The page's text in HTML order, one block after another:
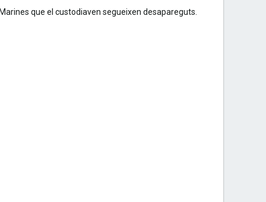
que el custodiaven segueixen desapareguts.